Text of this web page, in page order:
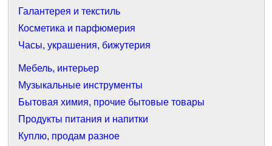
Галантерея и текстиль
Косметика и парфюмерия
Часы, украшения, бижутерия
Мебель, интерьер
Музыкальные инструменты
Бытовая химия, прочие бытовые товары
Продукты питания и напитки
Куплю, продам разное